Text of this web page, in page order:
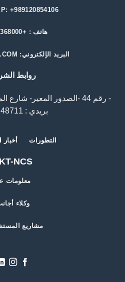
+989120854106
هاتف : +982143368000
البريد الإلكتروني: INFO@KT-CO.COM
روابط
- رقم 44 -الصدور المعیر-
بريدي : 1581748711
التطورات
KT-NCS
معلومات
وكلاء
مشاريع